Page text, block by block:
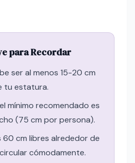
para Recordar
ser al menos 15-20 cm
tu estatura.
mínimo recomendado es
(75 cm por persona).
60 cm libres alrededor de
cómodamente.